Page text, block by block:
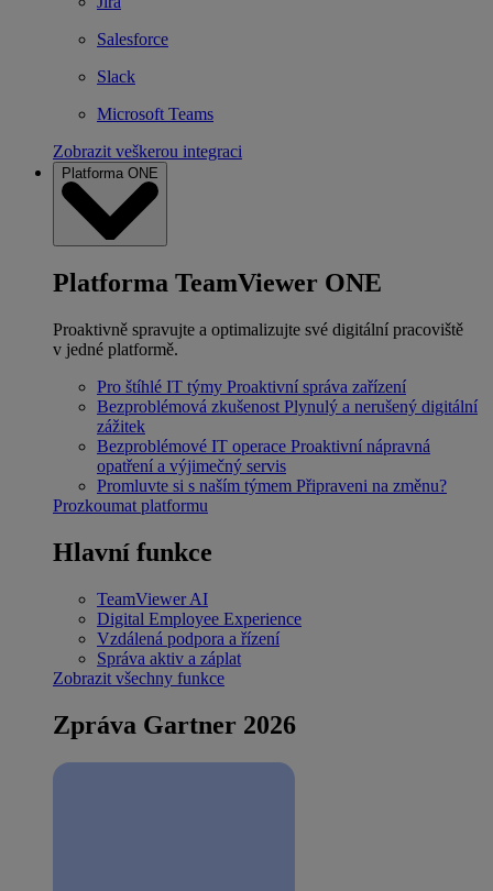
Salesforce
Slack
Microsoft Teams
Zobrazit veškerou integraci
Platforma ONE
Platforma TeamViewer ONE
Proaktivně spravujte a optimalizujte své digitální pracoviště
v jedné platformě.
Pro štíhlé IT týmy Proaktivní správa zařízení
Bezproblémová zkušenost Plynulý a nerušený digitální
zážitek
Bezproblémové IT operace Proaktivní nápravná
opatření a výjimečný servis
Promluvte si s naším týmem Připraveni na změnu?
Prozkoumat platformu
Hlavní funkce
TeamViewer AI
Digital Employee Experience
Vzdálená podpora a řízení
Správa aktiv a záplat
Zobrazit všechny funkce
Zpráva Gartner 2026